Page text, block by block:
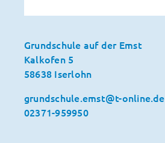
Grundschule auf der Emst
Kalkofen 5
58638 Iserlohn
grundschule.emst@t-online.de
02371-959950